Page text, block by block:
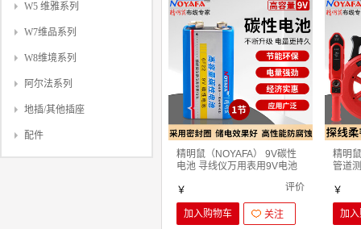
W5 维雅系列
W7维品系列
W8维境系列
阿尔法系列
地插/其他插座
配件
精明鼠（NOYAFA） 9V碳性
电池 寻线仪万用表用9V电池
￥
评价
加入购物车 关注
精明
管道
￥
加